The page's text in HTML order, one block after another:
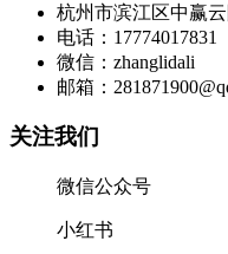
杭州市滨江区中赢
电话：17774017831
微信：zhanglidali
邮箱：
关注我们
微信公众号
小红书